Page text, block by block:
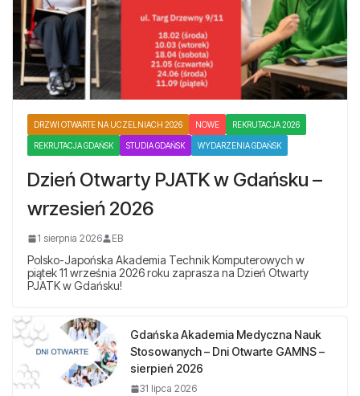
DRZWI OTWARTE NA UCZELNIACH 2026 NOWE REKRUTACJA 2026
REKRUTACJA GDAŃSK STUDIA GDAŃSK WYDARZENIA GDAŃSK
Dzień Otwarty PJATK w Gdańsku –
wrzesień 2026
1 sierpnia 2026 EB
Polsko-Japońska Akademia Technik Komputerowych w
piątek 11 września 2026 roku zaprasza na Dzień Otwarty
PJATK w Gdańsku!
Gdańska Akademia Medyczna Nauk
Stosowanych – Dni Otwarte GAMNS –
sierpień 2026
31 lipca 2026